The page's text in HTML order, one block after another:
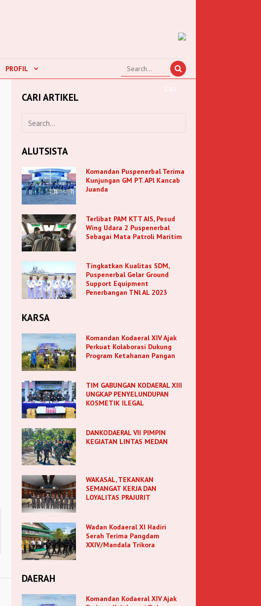
PROFIL
CARI ARTIKEL
ALUTSISTA
Komandan Puspenerbal Terima
Kunjungan GM PT. APl Kancab
Juanda
Terlibat PAM KTT AIS, Pesud
Wing Udara 2 Puspenerbal
Sebagai Mata Patroli Maritim
Tingkatkan Kualitas SDM,
Puspenerbal Gelar Ground
Support Equipment
Penerbangan TNl AL 2023
KARSA
Komandan Kodaeral XIV Ajak
Perkuat Kolaborasi Dukung
Program Ketahanan Pangan
TIM GABUNGAN KODAERAL XIII
UNGKAP PENYELUNDUPAN
KOSMETIK ILEGAL
DANKODAERAL VII PIMPIN
KEGIATAN LINTAS MEDAN
WAKASAL, TEKANKAN
SEMANGAT KERJA DAN
LOYALITAS PRAJURIT
Wadan Kodaeral XI Hadiri
Serah Terima Pangdam
XXIV/Mandala Trikora
DAERAH
Komandan Kodaeral XIV Ajak